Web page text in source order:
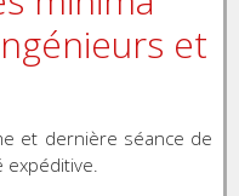
et
et dernière séance de
expéditive.